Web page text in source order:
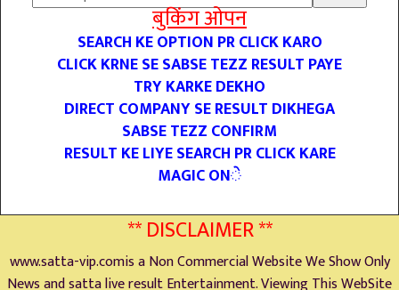
बुकिंग ओपन
SEARCH KE OPTION PR CLICK KARO
CLICK KRNE SE SABSE TEZZ RESULT PAYE
TRY KARKE DEKHO
DIRECT COMPANY SE RESULT DIKHEGA
SABSE TEZZ CONFIRM
RESULT KE LIYE SEARCH PR CLICK KARE
MAGIC ONे
** DISCLAIMER **
www.satta-vip.comis a Non Commercial Website We Show Only
News and satta live result Entertainment. Viewing This WebSite